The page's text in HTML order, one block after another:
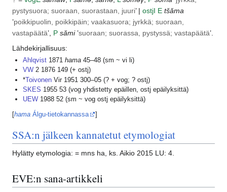
pystysuora; suoraan, suorastaan, juuri’ | ostjI E tšăma
’poikkipuolin, poikkipäin; vaakasuora; jyrkkä; suoraan,
vastapäätä’, P sămi’suoraan; suorassa, pystyssä; vastapäätä’.
Lähdekirjallisuus:
Ahlqvist1871 hama45–48 (sm ~ vi li)
VW2 1876 149 (+ ostj)
*ToivonenVir 1951 300–05 (? + vog; ? ostj)
SKES 1955 53 (vog yhdistetty epäillen, ostj epäilyksittä)
UEW1988 52 (sm ~ vog ostj epäilyksittä)
[hama Álgu-tietokannassa ]
SSA:n jälkeen kannatetut etymologiat
Hylätty etymologia: = mns ha, ks. Aikio 2015 LU: 4.
EVE:n sana-artikkeli